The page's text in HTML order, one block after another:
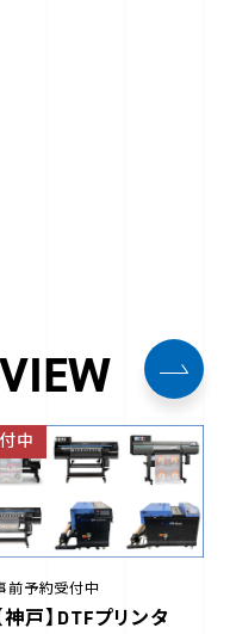
中
前予約受付中
【神戸】DTFプリンタ